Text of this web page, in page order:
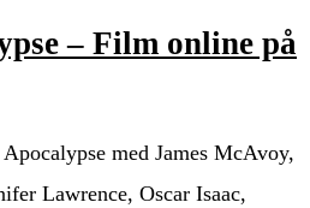
– Film online på
med James McAvoy,
Lawrence, Oscar Isaac,